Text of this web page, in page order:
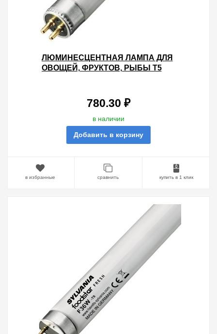
ЛЮМИНЕСЦЕНТНАЯ ЛАМПА ДЛЯ
ОВОЩЕЙ, ФРУКТОВ, РЫБЫ T5
780.30 ₽
в наличии
Добавить в корзину
в избранные сравнить купить в 1 клик